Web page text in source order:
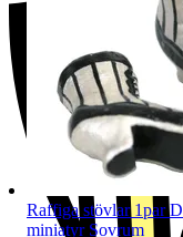
Raffiga stövlar 1par
miniatyr Sovrum